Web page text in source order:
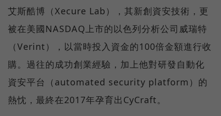
艾斯酷博（Xecure Lab），其新創資安技術，更
被在美國NASDAQ上市的以色列分析公司威瑞特
（Verint），以當時投入資金的100倍金額進行收
購。過往的成功創業經驗，加上他對研發自動化
資安平台（automated security platform）的
熱忱，最終在2017年孕育出CyCraft。